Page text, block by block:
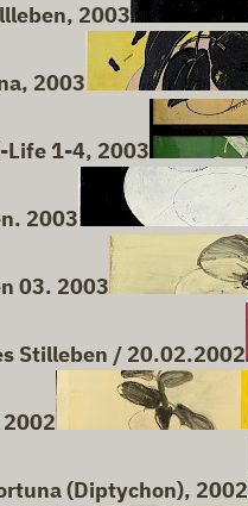
2003
2003
Life 1-4, 2003
2003
03. 2003
Stilleben / 20.02.2002
(Diptychon), 2002